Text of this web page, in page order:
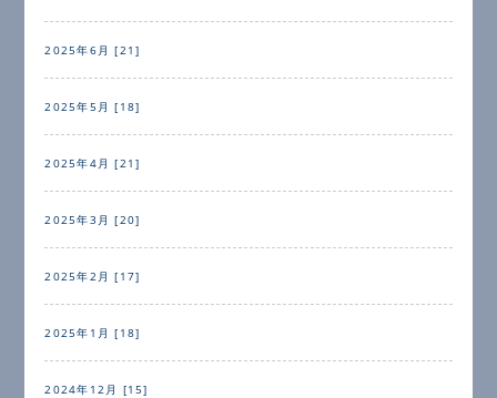
2025年6月 [21]
2025年5月 [18]
2025年4月 [21]
2025年3月 [20]
2025年2月 [17]
2025年1月 [18]
2024年12月 [15]